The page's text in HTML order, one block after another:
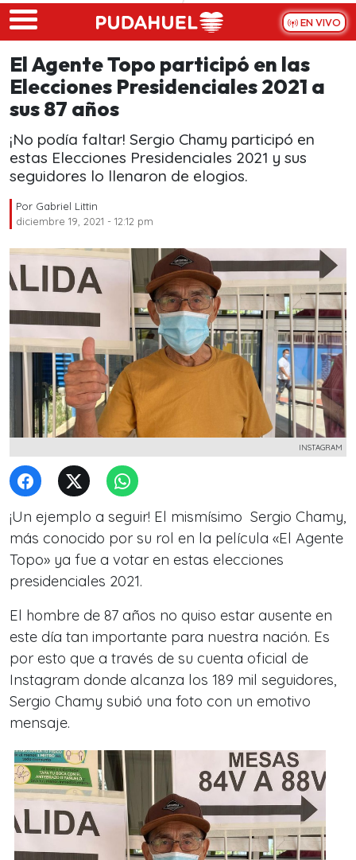
Skip to main content
EN VIVO
El Agente Topo participó en las
Elecciones Presidenciales 2021 a
sus 87 años
¡No podía faltar! Sergio Chamy participó en
estas Elecciones Presidenciales 2021 y sus
seguidores lo llenaron de elogios.
Por Gabriel Littin
diciembre 19, 2021 - 12:12 pm
INSTAGRAM
¡Un ejemplo a seguir! El mismísimo Sergio Chamy,
más conocido por su rol en la película «El Agente
Topo» ya fue a votar en estas elecciones
presidenciales 2021.
El hombre de 87 años no quiso estar ausente en
este día tan importante para nuestra nación. Es
por esto que a través de su cuenta oficial de
Instagram donde alcanza los 189 mil seguidores,
Sergio Chamy subió una foto con un emotivo
mensaje.